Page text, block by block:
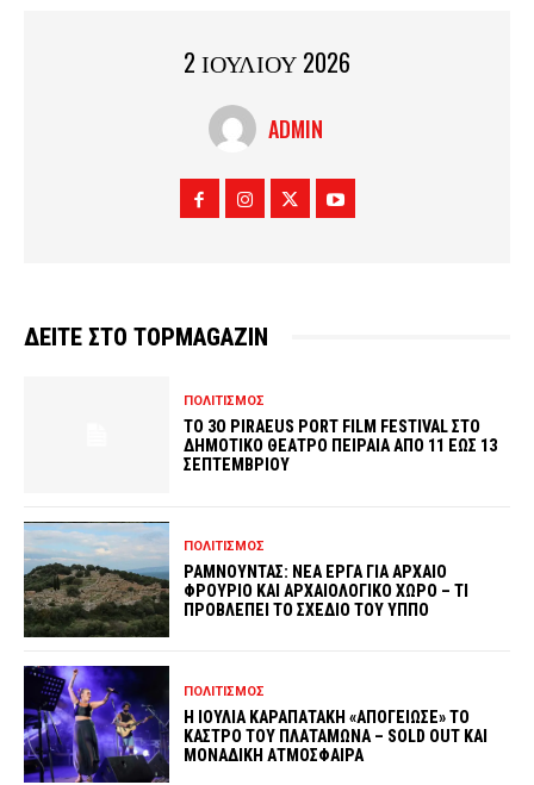
2 ΙΟΥΛΙΟΥ 2026
ADMIN
ΔΕΙΤΕ ΣΤΟ TOPMAGAZIN
ΠΟΛΙΤΙΣΜΟΣ
ΤΟ 3O PIRAEUS PORT FILM FESTIVAL ΣΤΟ
ΔΗΜΟΤΙΚΟ ΘΕΑΤΡΟ ΠΕΙΡΑΙΑ ΑΠΟ 11 ΕΩΣ 13
ΣΕΠΤΕΜΒΡΙΟΥ
ΠΟΛΙΤΙΣΜΟΣ
ΡΑΜΝΟΥΝΤΑΣ: ΝΕΑ ΕΡΓΑ ΓΙΑ ΑΡΧΑΙΟ
ΦΡΟΥΡΙΟ ΚΑΙ ΑΡΧΑΙΟΛΟΓΙΚΟ ΧΩΡΟ – ΤΙ
ΠΡΟΒΛΕΠΕΙ ΤΟ ΣΧΕΔΙΟ ΤΟΥ ΥΠΠΟ
ΠΟΛΙΤΙΣΜΟΣ
Η ΙΟΥΛΙΑ ΚΑΡΑΠΑΤΑΚΗ «ΑΠΟΓΕΙΩΣΕ» ΤΟ
ΚΑΣΤΡΟ ΤΟΥ ΠΛΑΤΑΜΩΝΑ – SOLD OUT ΚΑΙ
ΜΟΝΑΔΙΚΗ ΑΤΜΟΣΦΑΙΡΑ